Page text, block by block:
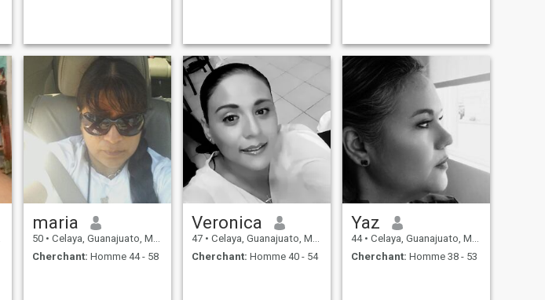
maria
50 • Celaya, Guanajuato, Mexique
Cherchant: Homme 44 - 58
Veronica
47 • Celaya, Guanajuato, Mexique
Cherchant: Homme 40 - 54
Yaz
44 • Celaya, Guanajuato, Mexique
Cherchant: Homme 38 - 53